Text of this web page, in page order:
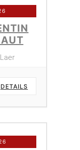
DETAILS